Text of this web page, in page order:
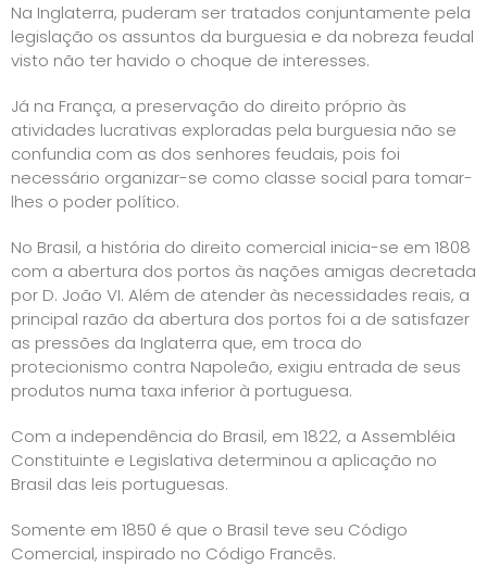
Na Inglaterra, puderam ser tratados conjuntamente pela
legislação os assuntos da burguesia e da nobreza feudal
visto não ter havido o choque de interesses.
Já na França, a preservação do direito próprio às
atividades lucrativas exploradas pela burguesia não se
confundia com as dos senhores feudais, pois foi
necessário organizar-se como classe social para tomar-
lhes o poder político.
No Brasil, a história do direito comercial inicia-se em 1808
com a abertura dos portos às nações amigas decretada
por D. João VI. Além de atender às necessidades reais, a
principal razão da abertura dos portos foi a de satisfazer
as pressões da Inglaterra que, em troca do
protecionismo contra Napoleão, exigiu entrada de seus
produtos numa taxa inferior à portuguesa.
Com a independência do Brasil, em 1822, a Assembléia
Constituinte e Legislativa determinou a aplicação no
Brasil das leis portuguesas.
Somente em 1850 é que o Brasil teve seu Código
Comercial, inspirado no Código Francês.